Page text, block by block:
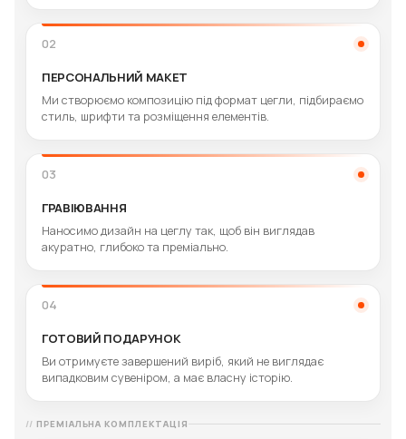
02
ПЕРСОНАЛЬНИЙ МАКЕТ
Ми створюємо композицію під формат цегли, підбираємо
стиль, шрифти та розміщення елементів.
03
ГРАВІЮВАННЯ
Наносимо дизайн на цеглу так, щоб він виглядав
акуратно, глибоко та преміально.
04
ГОТОВИЙ ПОДАРУНОК
Ви отримуєте завершений виріб, який не виглядає
випадковим сувеніром, а має власну історію.
ПРЕМІАЛЬНА КОМПЛЕКТАЦІЯ